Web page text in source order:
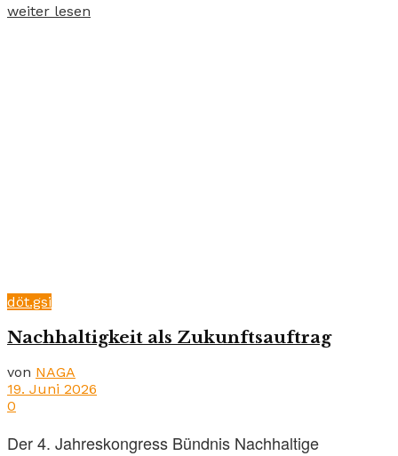
weiter lesen
döt.gsi
Nachhaltigkeit als Zukunftsauftrag
von NAGA
19. Juni 2026
0
Der 4. Jahreskongress Bündnis Nachhaltige